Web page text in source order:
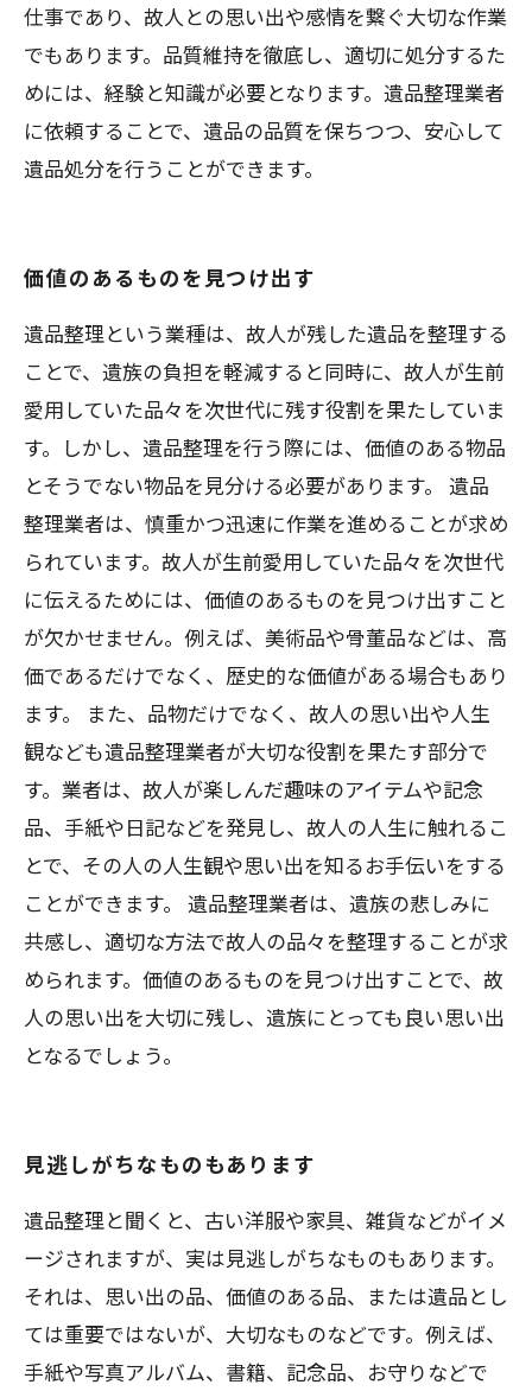
仕事であり、故人との思い出や感情を繋ぐ大切な作業
でもあります。品質維持を徹底し、適切に処分するた
めには、経験と知識が必要となります。遺品整理業者
に依頼することで、遺品の品質を保ちつつ、安心して
遺品処分を行うことができます。
価値のあるものを見つけ出す
遺品整理という業種は、故人が残した遺品を整理する
ことで、遺族の負担を軽減すると同時に、故人が生前
愛用していた品々を次世代に残す役割を果たしていま
す。しかし、遺品整理を行う際には、価値のある物品
とそうでない物品を見分ける必要があります。 遺品
整理業者は、慎重かつ迅速に作業を進めることが求め
られています。故人が生前愛用していた品々を次世代
に伝えるためには、価値のあるものを見つけ出すこと
が欠かせません。例えば、美術品や骨董品などは、高
価であるだけでなく、歴史的な価値がある場合もあり
ます。 また、品物だけでなく、故人の思い出や人生
観なども遺品整理業者が大切な役割を果たす部分で
す。業者は、故人が楽しんだ趣味のアイテムや記念
品、手紙や日記などを発見し、故人の人生に触れるこ
とで、その人の人生観や思い出を知るお手伝いをする
ことができます。 遺品整理業者は、遺族の悲しみに
共感し、適切な方法で故人の品々を整理することが求
められます。価値のあるものを見つけ出すことで、故
人の思い出を大切に残し、遺族にとっても良い思い出
となるでしょう。
見逃しがちなものもあります
遺品整理と聞くと、古い洋服や家具、雑貨などがイメ
ージされますが、実は見逃しがちなものもあります。
それは、思い出の品、価値のある品、または遺品とし
ては重要ではないが、大切なものなどです。例えば、
手紙や写真アルバム、書籍、記念品、お守りなどで